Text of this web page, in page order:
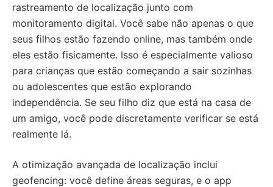
rastreamento de localização junto com
monitoramento digital. Você sabe não apenas o que
seus filhos estão fazendo online, mas também onde
eles estão fisicamente. Isso é especialmente valioso
para crianças que estão começando a sair sozinhas
ou adolescentes que estão explorando
independência. Se seu filho diz que está na casa de
um amigo, você pode discretamente verificar se está
realmente lá.
A otimização avançada de localização inclui
geofencing: você define áreas seguras, e o app